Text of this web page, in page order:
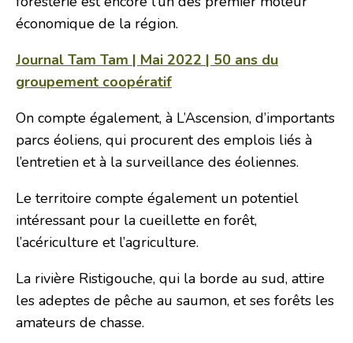
économique de la région.
Journal Tam Tam | Mai 2022 | 50 ans du
groupement coopératif
On compte également, à L’Ascension, d’importants
parcs éoliens, qui procurent des emplois liés à
l’entretien et à la surveillance des éoliennes.
Le territoire compte également un potentiel
intéressant pour la cueillette en forêt,
l’acériculture et l’agriculture.
La rivière Ristigouche, qui la borde au sud, attire
les adeptes de pêche au saumon, et ses forêts les
amateurs de chasse.